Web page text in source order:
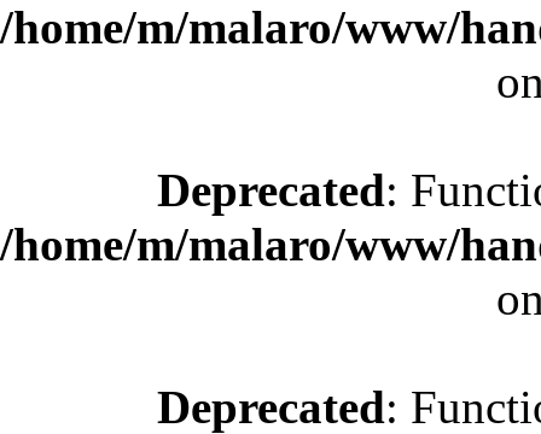
/home/m/malaro/www/
Deprecated:
/home/m/malaro/www/
Deprecated: